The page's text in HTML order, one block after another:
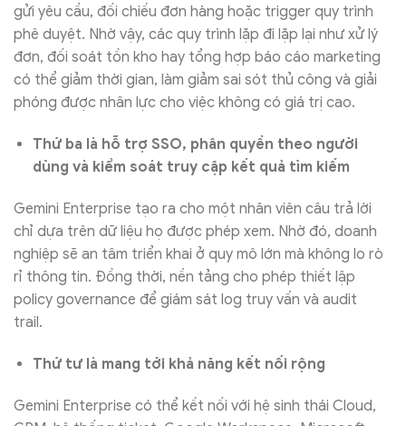
gửi yêu cầu, đối chiếu đơn hàng hoặc trigger quy trình
phê duyệt. Nhờ vậy, các quy trình lặp đi lặp lại như xử lý
đơn, đối soát tồn kho hay tổng hợp báo cáo marketing
có thể giảm thời gian, làm giảm sai sót thủ công và giải
phóng được nhân lực cho việc không có giá trị cao.
Thứ ba là hỗ trợ SSO, phân quyền theo người
dùng và kiểm soát truy cập kết quả tìm kiếm
Gemini Enterprise tạo ra cho một nhân viên câu trả lời
chỉ dựa trên dữ liệu họ được phép xem. Nhờ đó, doanh
nghiệp sẽ an tâm triển khai ở quy mô lớn mà không lo rò
rỉ thông tin. Đồng thời, nền tảng cho phép thiết lập
policy governance để giám sát log truy vấn và audit
trail.
Thứ tư là mang tới khả năng kết nối rộng
Gemini Enterprise có thể kết nối với hệ sinh thái Cloud,